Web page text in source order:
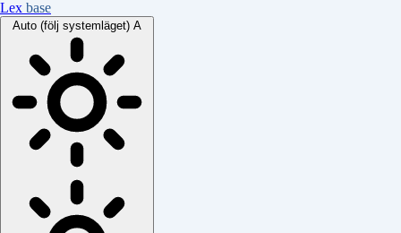
Lex base
Auto (följ systemläget) A